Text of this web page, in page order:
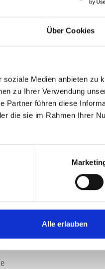
Über Cookies
Medien anbieten zu
zu Ihrer Verwendung
Partner führen diese
die sie im Rahmen Ihrer
Alle erlauben
aus Inspiration,
Produkten. Begleite uns auf
und kleine Helden
an möglichen
Rezepte für jeden Anlass
♥️- Aufstrichs, selber aktiv